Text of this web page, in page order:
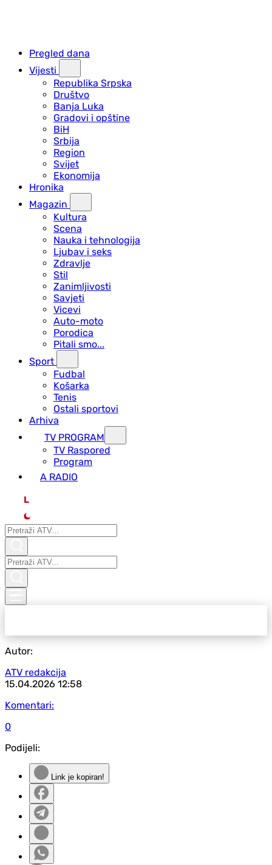
Pregled dana
Vijesti
Republika Srpska
Društvo
Banja Luka
Gradovi i opštine
BiH
Srbija
Region
Svijet
Ekonomija
Hronika
Magazin
Kultura
Scena
Nauka i tehnologija
Ljubav i seks
Zdravlje
Stil
Zanimljivosti
Savjeti
Vicevi
Auto-moto
Porodica
Pitali smo...
Sport
Fudbal
Košarka
Tenis
Ostali sportovi
Arhiva
TV PROGRAM
ТV Raspored
Program
A RADIO
L
Autor:
ATV redakcija
15.04.2026 12:58
Komentari:
0
Podijeli:
Link je kopiran!